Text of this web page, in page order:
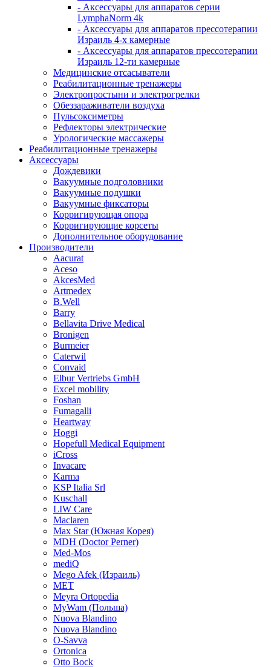
- Аксессуары для аппаратов серии
LymphaNorm 4k
- Аксессуары для аппаратов прессотерапии
Израиль 4-х камерные
- Аксессуары для аппаратов прессотерапии
Израиль 12-ти камерные
Медицинские отсасыватели
Реабилитационные тренажеры
Электропростыни и электрогрелки
Обеззараживатели воздуха
Пульсоксиметры
Рефлекторы электрические
Урологические массажеры
Реабилитационные тренажеры
Аксессуары
Дождевики
Вакуумные подголовники
Вакуумные подушки
Вакуумные фиксаторы
Корригирующая опора
Корригирующие корсеты
Дополнительное оборудование
Производители
Aacurat
Aceso
AkcesMed
Artmedex
B.Well
Barry
Bellavita Drive Medical
Bronigen
Burmeier
Caterwil
Convaid
Elbur Vertriebs GmbH
Excel mobility
Foshan
Fumagalli
Heartway
Hoggi
Hopefull Medical Equipment
iCross
Invacare
Karma
KSP Italia Srl
Kuschall
LIW Care
Maclaren
Max Star (Южная Корея)
MDH (Doctor Perner)
Med-Mos
mediQ
Mego Afek (Израиль)
MET
Meyra Ortopedia
MyWam (Польша)
Nuova Blandino
Nuova Blandino
O-Savva
Ortonica
Otto Bock